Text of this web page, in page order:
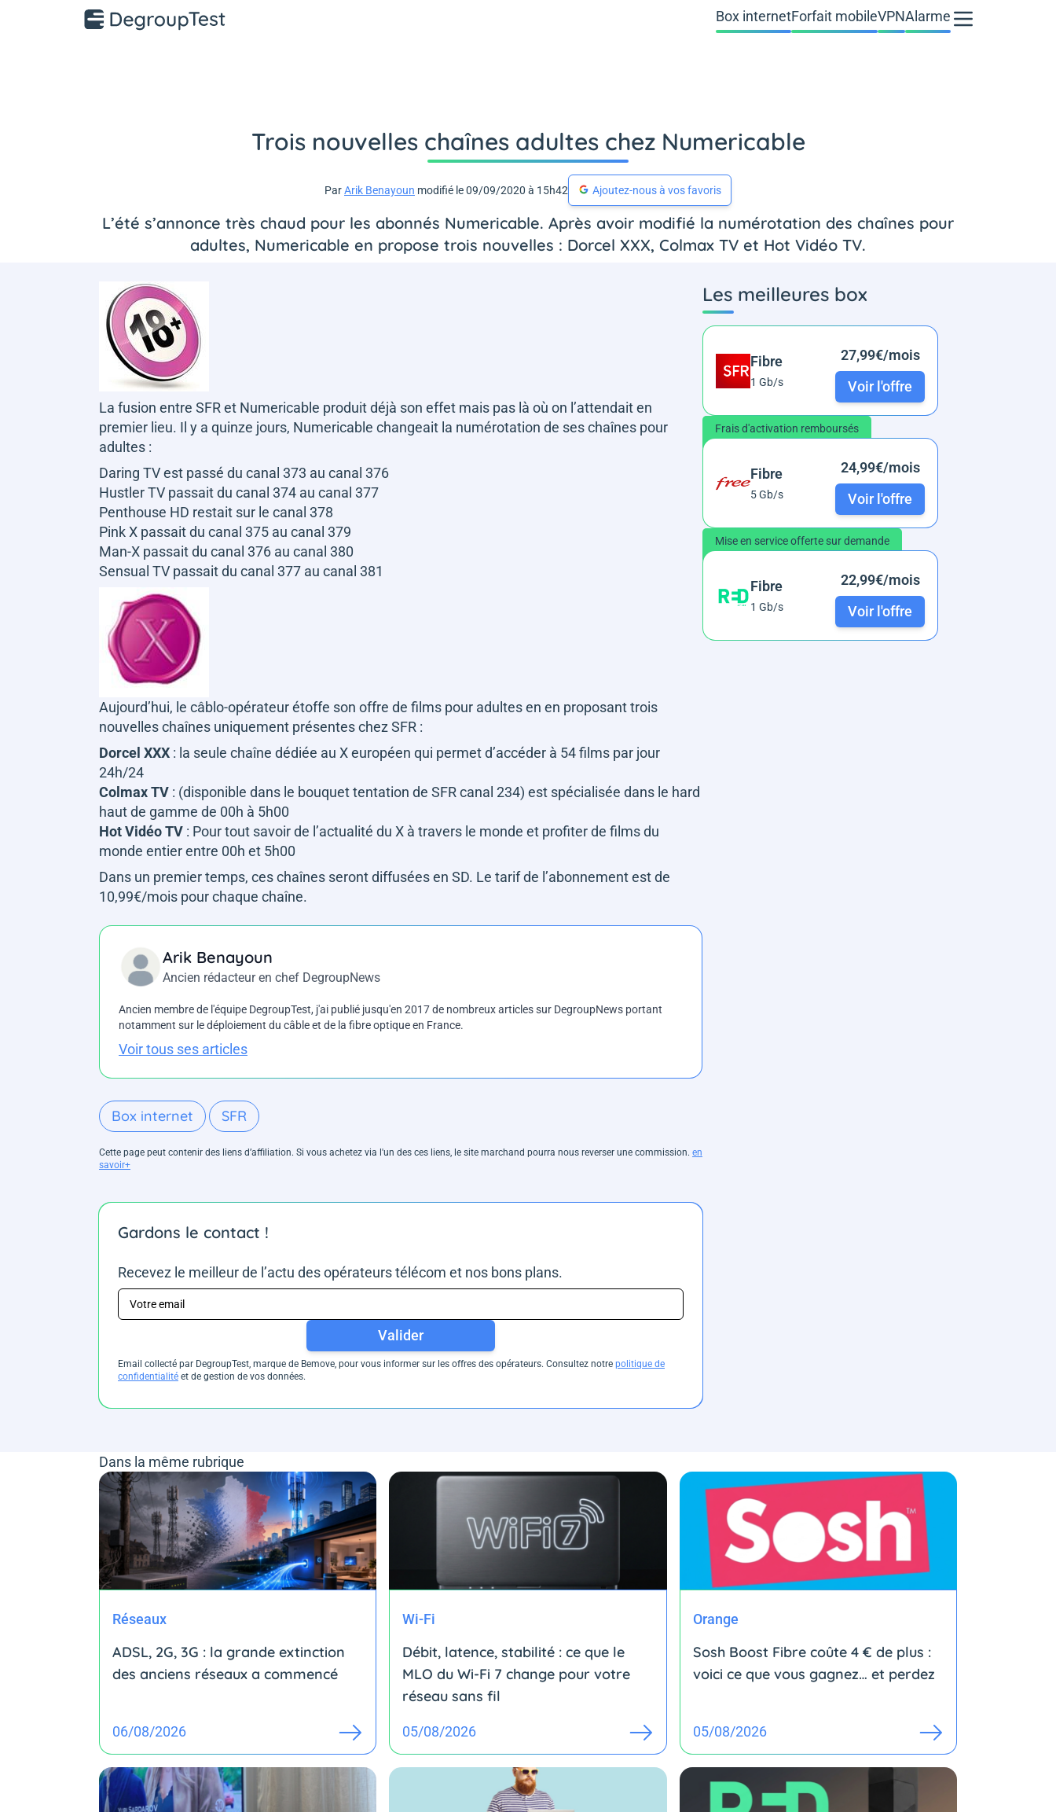
Box internetForfait mobileVPNAlarme
Trois nouvelles chaînes adultes chez Numericable
ParArik Benayoun modifié le 09/09/2020 à 15h42 Ajoutez-nous à vos favoris
L’été s’annonce très chaud pour les abonnés Numericable. Après avoir modifié la numérotation des chaînes pour
adultes, Numericable en propose trois nouvelles : Dorcel XXX, Colmax TV et Hot Vidéo TV.
La fusion entre SFR et Numericable produit déjà son effet mais pas là où on l’attendait en
premier lieu. Il y a quinze jours, Numericable changeait la numérotation de ses chaînes pour
adultes :
Daring TV est passé du canal 373 au canal 376
Hustler TV passait du canal 374 au canal 377
Penthouse HD restait sur le canal 378
Pink X passait du canal 375 au canal 379
Man-X passait du canal 376 au canal 380
Sensual TV passait du canal 377 au canal 381
Aujourd’hui, le câblo-opérateur étoffe son offre de films pour adultes en en proposant trois
nouvelles chaînes uniquement présentes chez SFR :
Dorcel XXX : la seule chaîne dédiée au X européen qui permet d’accéder à 54 films par jour
24h/24
Colmax TV : (disponible dans le bouquet tentation de SFR canal 234) est spécialisée dans le hard
haut de gamme de 00h à 5h00
Hot Vidéo TV : Pour tout savoir de l’actualité du X à travers le monde et profiter de films du
monde entier entre 00h et 5h00
Dans un premier temps, ces chaînes seront diffusées en SD. Le tarif de l’abonnement est de
10,99€/mois pour chaque chaîne.
Arik Benayoun
Ancien rédacteur en chef DegroupNews
Ancien membre de l'équipe DegroupTest, j'ai publié jusqu'en 2017 de nombreux articles sur DegroupNews portant
notamment sur le déploiement du câble et de la fibre optique en France.
Voir tous ses articles
Box internet SFR
Cette page peut contenir des liens d’affiliation. Si vous achetez via l'un des ces liens, le site marchand pourra nous reverser une commission. en
savoir+
Gardons le contact !
Recevez le meilleur de l’actu des opérateurs télécom et nos bons plans.
Valider
Email collecté par DegroupTest, marque de Bemove, pour vous informer sur les offres des opérateurs. Consultez notre politique de
confidentialité et de gestion de vos données.
Les meilleures box
Fibre
1 Gb/s
27,99€/mois
Voir l'offre
Frais d'activation remboursés
Fibre
5 Gb/s
24,99€/mois
Voir l'offre
Mise en service offerte sur demande
Fibre
1 Gb/s
22,99€/mois
Voir l'offre
Dans la même rubrique
Réseaux
ADSL, 2G, 3G : la grande extinction
des anciens réseaux a commencé
06/08/2026
Wi-Fi
Débit, latence, stabilité : ce que le
MLO du Wi-Fi 7 change pour votre
réseau sans fil
05/08/2026
Orange
Sosh Boost Fibre coûte 4 € de plus :
voici ce que vous gagnez… et perdez
05/08/2026